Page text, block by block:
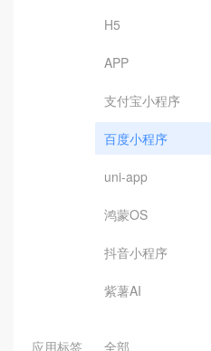
H5
APP
支付宝小程序
百度小程序
uni-app
鸿蒙OS
抖音小程序
紫薯AI
应用标签 全部